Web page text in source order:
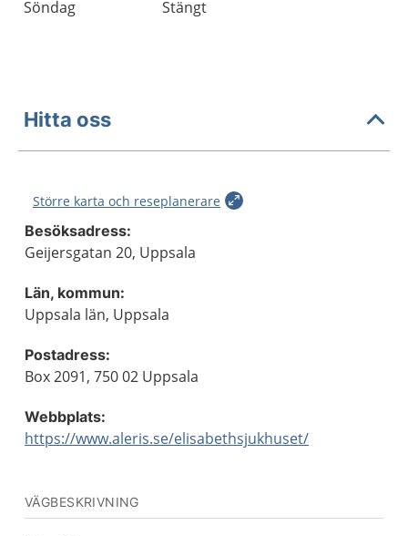
Söndag
Stängt
Hitta oss
Större karta och reseplanerare
Besöksadress:
Geijersgatan 20, Uppsala
Län, kommun:
Uppsala län, Uppsala
Postadress:
Box 2091, 750 02 Uppsala
Webbplats:
https://www.aleris.se/elisabethsjukhuset/
VÄGBESKRIVNING